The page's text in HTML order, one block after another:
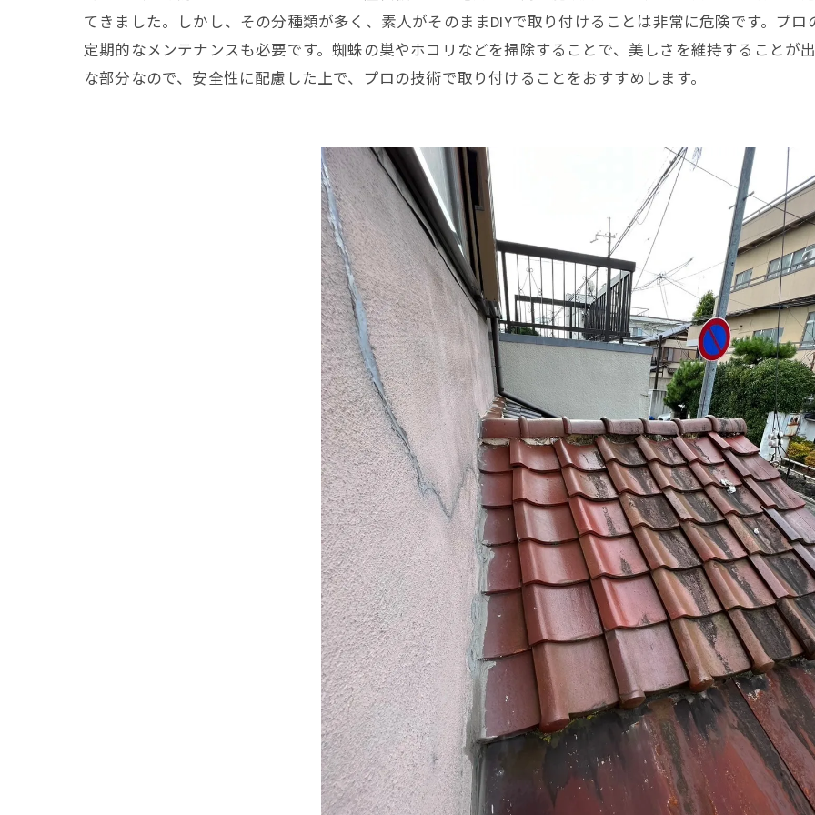
てきました。しかし、その分種類が多く、素人がそのままDIYで取り付けることは非常に危険です。プ
定期的なメンテナンスも必要です。蜘蛛の巣やホコリなどを掃除することで、美しさを維持することが
な部分なので、安全性に配慮した上で、プロの技術で取り付けることをおすすめします。